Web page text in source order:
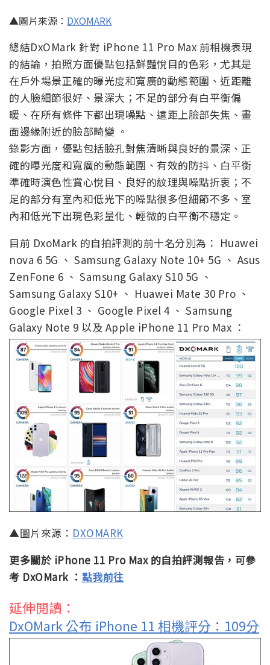
▲圖片來源： DXOMARK
總結DxOMark 針對 iPhone 11 Pro Max 前相機表現
的結論，拍照方面優點包括鮮豔悅目的色彩，尤其是
在戶外場景正確的曝光度和寬廣的動態範圍、近距離
的人臉細節很好、景深大；不足的部分有白平衡偏
暖、在所有條件下都出現噪點、遠距上臉部失焦、畫
面邊緣附近的臉部畸變 。
錄影方面，優點包括臉孔對焦清晰與良好的景深、正
確的曝光度和寬廣的動態範圍、有效的防抖、白平衡
準確時演色性賞心悅目、良好的紋理與噪點折衷；不
足的部分有室內和低光下的噪點很多但細節不多、室
內和低光下出現色彩量化、輕微的白平衡不穩定。
目前 DxoMark 的自拍評測的前十名分別為： Huawei
nova 6 5G 、 Samsung Galaxy Note 10+ 5G 、 Asus
ZenFone 6 、 Samsung Galaxy S10 5G 、
Samsung Galaxy S10+ 、 Huawei Mate 30 Pro 、
Google Pixel 3 、 Google Pixel 4 、 Samsung
Galaxy Note 9 以及 Apple iPhone 11 Pro Max ：
▲圖片來源： DXOMARK
更多關於 iPhone 11 Pro Max 的自拍評測報告，可參
考 DxOMark ： 點我前往
延伸閱讀：
DxOMark 公布 iPhone 11 相機評分：109分